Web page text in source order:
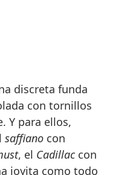
discreta funda
con tornillos
Y para ellos,
saffiano con
, el Cadillaccon
joyita como todo